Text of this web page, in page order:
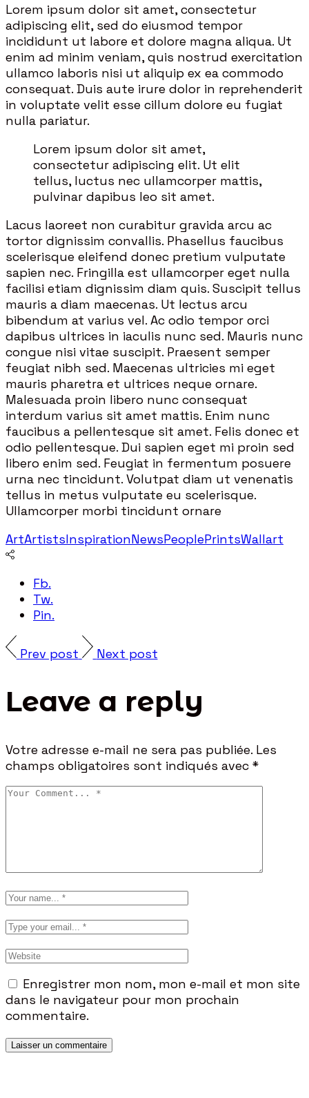
Lorem ipsum dolor sit amet, consectetur
adipiscing elit, sed do eiusmod tempor
incididunt ut labore et dolore magna aliqua. Ut
enim ad minim veniam, quis nostrud exercitation
ullamco laboris nisi ut aliquip ex ea commodo
consequat. Duis aute irure dolor in reprehenderit
in voluptate velit esse cillum dolore eu fugiat
nulla pariatur.
Lorem ipsum dolor sit amet,
consectetur adipiscing elit. Ut elit
tellus, luctus nec ullamcorper mattis,
pulvinar dapibus leo sit amet.
Lacus laoreet non curabitur gravida arcu ac
tortor dignissim convallis. Phasellus faucibus
scelerisque eleifend donec pretium vulputate
sapien nec. Fringilla est ullamcorper eget nulla
facilisi etiam dignissim diam quis. Suscipit tellus
mauris a diam maecenas. Ut lectus arcu
bibendum at varius vel. Ac odio tempor orci
dapibus ultrices in iaculis nunc sed. Mauris nunc
congue nisi vitae suscipit. Praesent semper
feugiat nibh sed. Maecenas ultricies mi eget
mauris pharetra et ultrices neque ornare.
Malesuada proin libero nunc consequat
interdum varius sit amet mattis. Enim nunc
faucibus a pellentesque sit amet. Felis donec et
odio pellentesque. Dui sapien eget mi proin sed
libero enim sed. Feugiat in fermentum posuere
urna nec tincidunt. Volutpat diam ut venenatis
tellus in metus vulputate eu scelerisque.
Ullamcorper morbi tincidunt ornare
ArtArtistsInspirationNewsPeoplePrintsWallart
Fb.
Tw.
Pin.
Prev post Next post
Leave a reply
Votre adresse e-mail ne sera pas publiée. Les
champs obligatoires sont indiqués avec *
Enregistrer mon nom, mon e-mail et mon site
dans le navigateur pour mon prochain
commentaire.
Laisser un commentaire